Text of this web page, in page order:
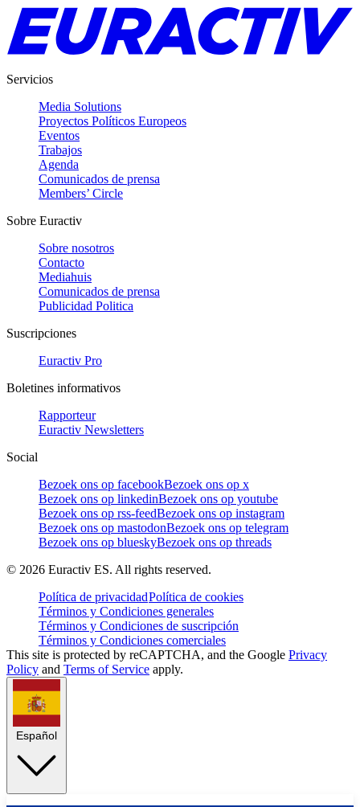
Servicios
Media Solutions
Proyectos Políticos Europeos
Eventos
Trabajos
Agenda
Comunicados de prensa
Members’ Circle
Sobre Euractiv
Sobre nosotros
Contacto
Mediahuis
Comunicados de prensa
Publicidad Politica
Suscripciones
Euractiv Pro
Boletines informativos
Rapporteur
Euractiv Newsletters
Social
Bezoek ons op facebookBezoek ons op x
Bezoek ons op linkedinBezoek ons op youtube
Bezoek ons op rss-feedBezoek ons op instagram
Bezoek ons op mastodonBezoek ons op telegram
Bezoek ons op blueskyBezoek ons op threads
© 2026 Euractiv ES. All rights reserved.
Política de privacidadPolítica de cookies
Términos y Condiciones generales
Términos y Condiciones de suscripción
Términos y Condiciones comerciales
This site is protected by reCAPTCHA, and the Google Privacy
Policy and Terms of Service apply.
Español